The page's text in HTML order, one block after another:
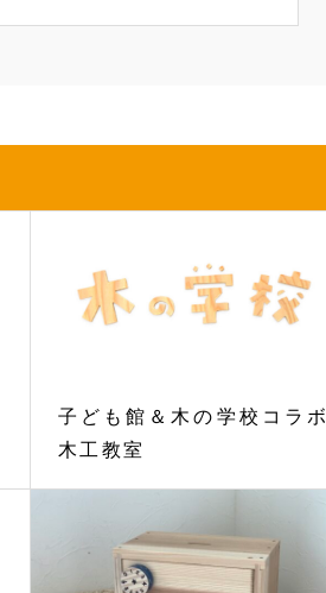
子ども館＆木の学校コラボ
木工教室